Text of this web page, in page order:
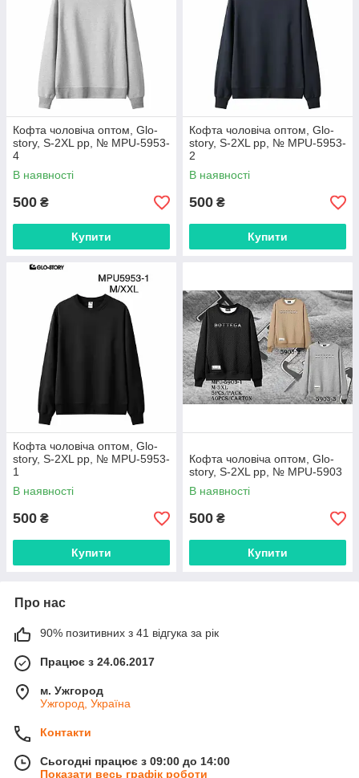
Кофта чоловіча оптом, Glo-
story, S-2XL рр, № MPU-5953-
4
В наявності
500 ₴
Купити
Кофта чоловіча оптом, Glo-
story, S-2XL рр, № MPU-5953-
2
В наявності
500 ₴
Купити
Кофта чоловіча оптом, Glo-
story, S-2XL рр, № MPU-5953-
1
В наявності
500 ₴
Купити
Кофта чоловіча оптом, Glo-
story, S-2XL рр, № MPU-5903
В наявності
500 ₴
Купити
Про нас
90% позитивних з 41 відгука за рік
Працює з 24.06.2017
м. Ужгород
Ужгород, Україна
Контакти
Сьогодні працює з 09:00 до 14:00
Показати весь графік роботи